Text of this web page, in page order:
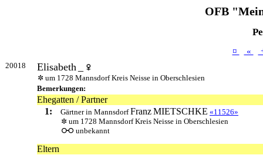
OFB
¤ «
20018 Elisabeth
um 1728 Mannsdorf Kreis Neisse in Oberschlesien
Bemerkungen:
Ehegatten / Partner
1:
Gärtner in MannsdorfFranzMIETSCHKE «11526»
um 1728 Mannsdorf Kreis Neisse in Oberschlesien
unbekannt
Eltern